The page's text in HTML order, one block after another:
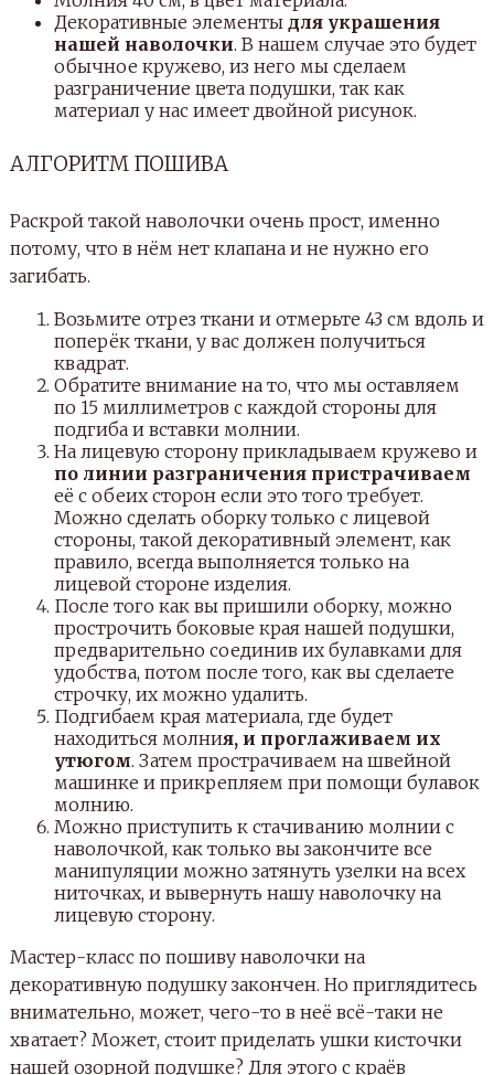
Декоративные элементы для украшения
нашей наволочки. В нашем случае это будет
обычное кружево, из него мы сделаем
разграничение цвета подушки, так как
материал у нас имеет двойной рисунок.
АЛГОРИТМ ПОШИВА
Раскрой такой наволочки очень прост, именно
потому, что в нём нет клапана и не нужно его
загибать.
Возьмите отрез ткани и отмерьте 43 см вдоль и
поперёк ткани, у вас должен получиться
квадрат.
Обратите внимание на то, что мы оставляем
по 15 миллиметров с каждой стороны для
подгиба и вставки молнии.
На лицевую сторону прикладываем кружево и
по линии разграничения пристрачиваем
её с обеих сторон если это того требует.
Можно сделать оборку только с лицевой
стороны, такой декоративный элемент, как
правило, всегда выполняется только на
лицевой стороне изделия.
После того как вы пришили оборку, можно
прострочить боковые края нашей подушки,
предварительно соединив их булавками для
удобства, потом после того, как вы сделаете
строчку, их можно удалить.
Подгибаем края материала, где будет
находиться молния, и проглаживаем их
утюгом. Затем прострачиваем на швейной
машинке и прикрепляем при помощи булавок
молнию.
Можно приступить к стачиванию молнии с
наволочкой, как только вы закончите все
манипуляции можно затянуть узелки на всех
ниточках, и вывернуть нашу наволочку на
лицевую сторону.
Мастер-класс по пошиву наволочки на
декоративную подушку закончен. Но приглядитесь
внимательно, может, чего-то в неё всё-таки не
хватает? Может, стоит приделать ушки кисточки
нашей озорной подушке? Для этого с краёв